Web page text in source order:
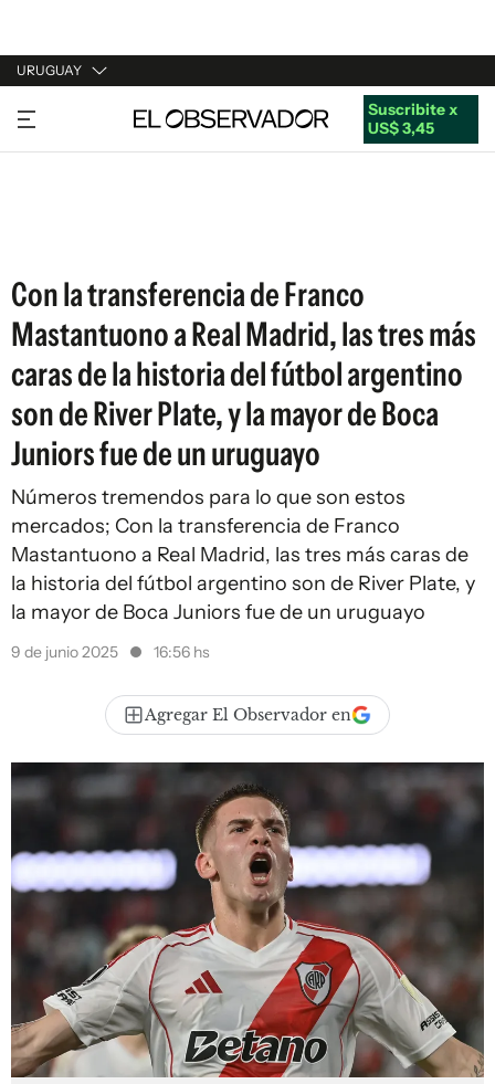
URUGUAY
URUGUAY
ARGENTINA
Suscribite x
US$ 3,45
Con la transferencia de Franco
Mastantuono a Real Madrid, las tres más
caras de la historia del fútbol argentino
son de River Plate, y la mayor de Boca
Juniors fue de un uruguayo
Números tremendos para lo que son estos
mercados; Con la transferencia de Franco
Mastantuono a Real Madrid, las tres más caras de
la historia del fútbol argentino son de River Plate, y
la mayor de Boca Juniors fue de un uruguayo
9 de junio 2025 16:56 hs
Agregar El Observador en